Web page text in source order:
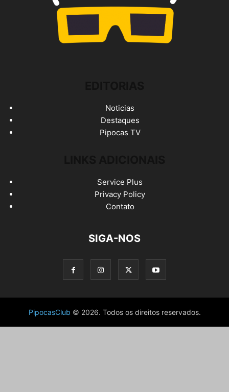
Noticias
Destaques
Pipocas TV
Service Plus
Privacy Policy
Contato
SIGA-NOS
PipocasClub © 2026. Todos os direitos reservados.